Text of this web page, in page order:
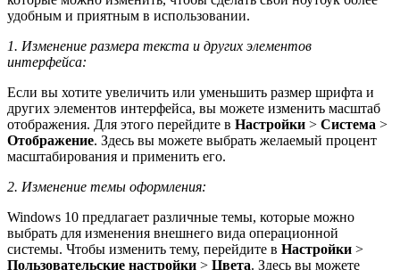
удобным и приятным в использовании.
1. Изменение размера текста и других элементов
интерфейса:
Если вы хотите увеличить или уменьшить размер шрифта и
других элементов интерфейса, вы можете изменить масштаб
отображения. Для этого перейдите в Настройки > Система >
Отображение. Здесь вы можете выбрать желаемый процент
масштабирования и применить его.
2. Изменение темы оформления:
Windows 10 предлагает различные темы, которые можно
выбрать для изменения внешнего вида операционной
системы. Чтобы изменить тему, перейдите в Настройки >
Пользовательские настройки > Цвета. Здесь вы можете